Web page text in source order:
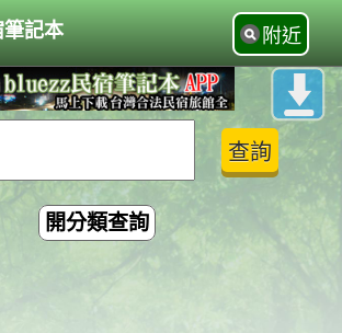
筆記本 附近
開分類查詢